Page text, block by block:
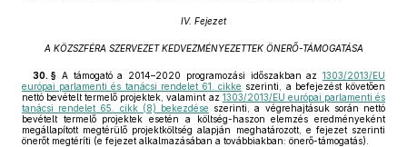
IV. Fejezet
A KÖZSZFÉRA SZERVEZET KEDVEZMÉNYEZETTEK ÖNERŐ-TÁMOGATÁSA
30. § A támogató a 2014–2020 programozási időszakban az 1303/2013/EU
európai parlamenti és tanácsi rendelet 61. cikke szerinti, a befejezést követően
nettó bevételt termelő projektek, valamint az 1303/2013/EU európai parlamenti és
tanácsi rendelet 65. cikk (8) bekezdése szerinti, a végrehajtásuk során nettó
bevételt termelő projektek esetén a költség-haszon elemzés eredményeként
megállapított megtérülő projektköltség alapján meghatározott, e fejezet szerinti
önerőt megtéríti (e fejezet alkalmazásában a továbbiakban: önerő-támogatás).